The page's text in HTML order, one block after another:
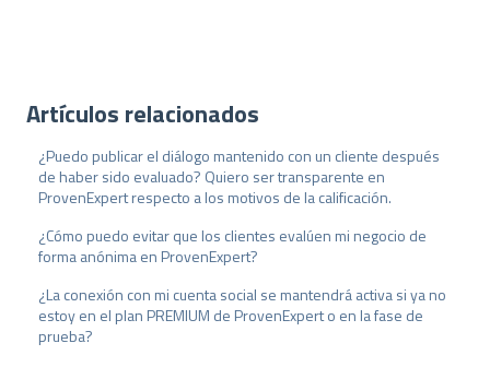
Artículos relacionados
¿Puedo publicar el diálogo mantenido con un cliente después
de haber sido evaluado? Quiero ser transparente en
ProvenExpert respecto a los motivos de la calificación.
¿Cómo puedo evitar que los clientes evalúen mi negocio de
forma anónima en ProvenExpert?
¿La conexión con mi cuenta social se mantendrá activa si ya no
estoy en el plan PREMIUM de ProvenExpert o en la fase de
prueba?